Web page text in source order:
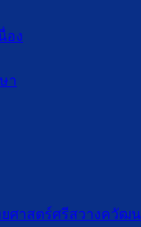
อง
า
ศาสตร์ศรีสวางควัฒน